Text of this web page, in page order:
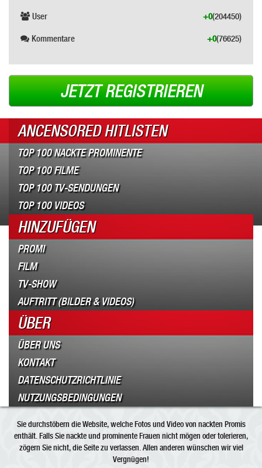
User (204450)
+0
Kommentare (76625)
+0
JETZT REGISTRIEREN
ANCENSORED HITLISTEN
TOP 100 NACKTE PROMINENTE
TOP 100 FILME
TOP 100 TV-SENDUNGEN
TOP 100 VIDEOS
HINZUFÜGEN
PROMI
FILM
TV-SHOW
AUFTRITT (BILDER & VIDEOS)
ÜBER
ÜBER UNS
KONTAKT
DATENSCHUTZRICHTLINIE
NUTZUNGSBEDINGUNGEN
Sie durchstöbern die Website, welche Fotos und Video von nackten Promis
enthält. Falls Sie nackte und prominente Frauen nicht mögen oder tolerieren,
zögern Sie nicht, die Seite zu verlassen. Allen anderen wünschen wir viel
Vergnügen!